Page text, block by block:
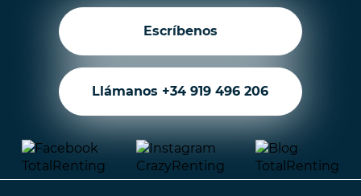
Escríbenos
Llámanos +34 919 496 206